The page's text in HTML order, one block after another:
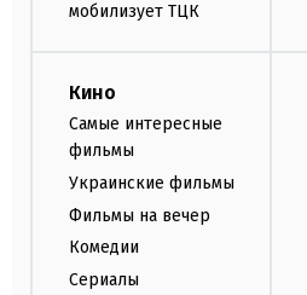
мобилизует ТЦК
Кино
Самые интересные
фильмы
Украинские фильмы
Фильмы на вечер
Комедии
Сериалы